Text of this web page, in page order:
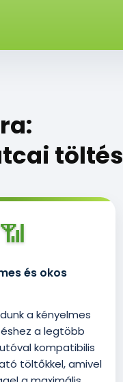
töltés
📶
és okos
a kényelmes
a legtöbb
kompatibilis
töltőkkel, amivel